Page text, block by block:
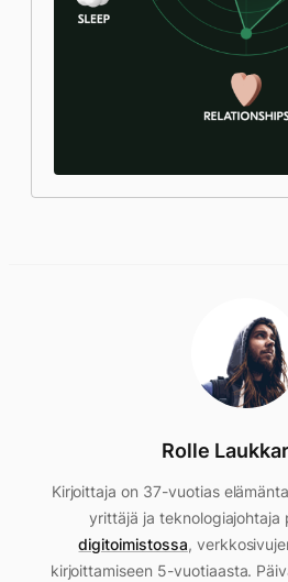
Rolle
Kirjoittaja on 37-vuotias
yrittäjä ja teknologiajohtaja
digitoimistossa,
kirjoittamiseen 5-vuotiaasta.